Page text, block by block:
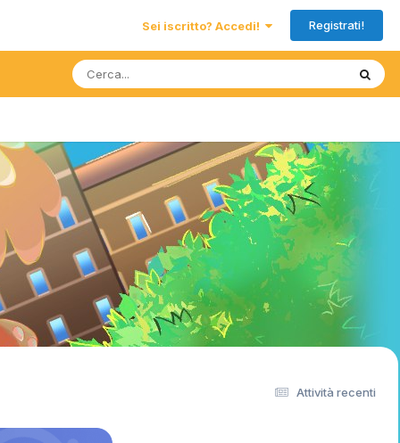
Sei iscritto? Accedi! Registrati!
Attività recenti